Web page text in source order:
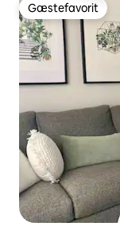
Gæstefavorit
Gæstefavorit